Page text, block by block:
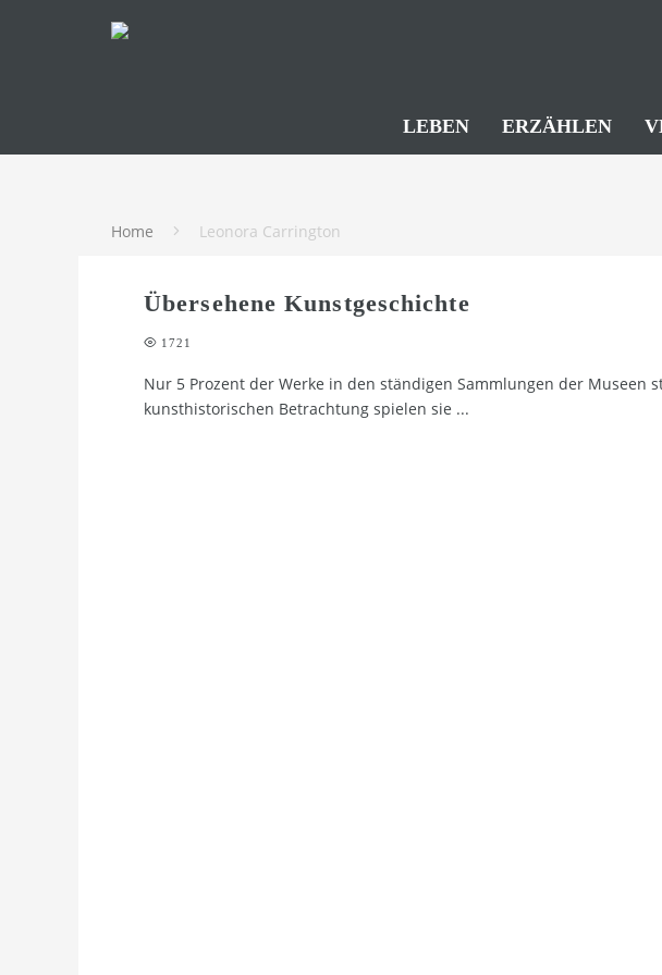
LEBEN ERZÄHLEN
Home Leonora Carrington
Übersehene Kunstgeschichte
1721
Nur 5 Prozent der Werke in den ständigen Sammlungen der Museen
kunsthistorischen Betrachtung spielen sie ...